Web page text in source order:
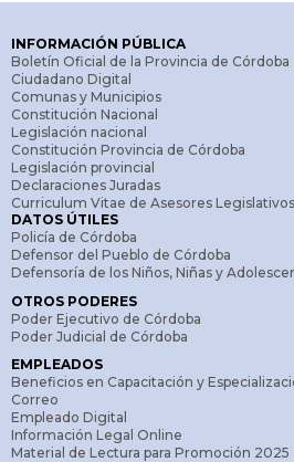
INFORMACIÓN PÚBLICA
Boletín Oficial de la Provincia de Córdoba
Ciudadano Digital
Comunas y Municipios
Constitución Nacional
Legislación nacional
Constitución Provincia de Córdoba
Legislación provincial
Declaraciones Juradas
Curriculum Vitae de Asesores Legislativos
DATOS ÚTILES
Policía de Córdoba
Defensor del Pueblo de Córdoba
Defensoría de los Niños, Niñas y
OTROS PODERES
Poder Ejecutivo de Córdoba
Poder Judicial de Córdoba
EMPLEADOS
Beneficios en Capacitación y
Correo
Empleado Digital
Información Legal Online
Material de Lectura para Promoción 2025